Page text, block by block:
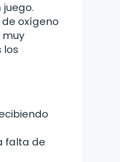
oxígeno
los
falta de